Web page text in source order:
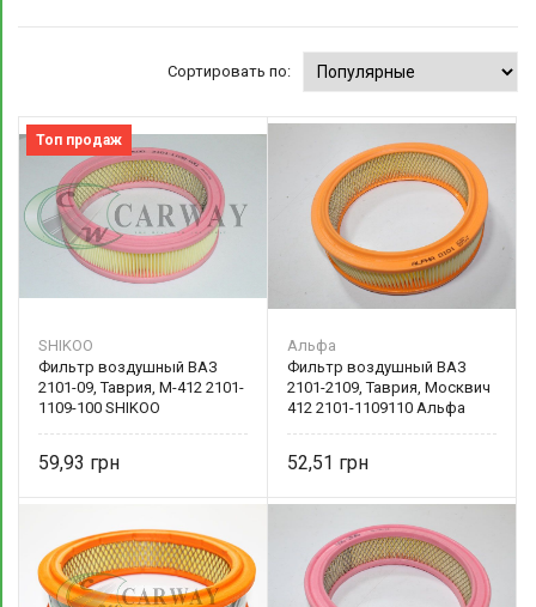
Сортировать по:
Топ продаж
SHIKOO
Фильтр воздушный ВАЗ
2101-09, Таврия, М-412 2101-
1109-100 SHIKOO
59,93
Альфа
Фильтр воздушный ВАЗ
2101-2109, Таврия, Москвич
412 2101-1109110 Альфа
52,51